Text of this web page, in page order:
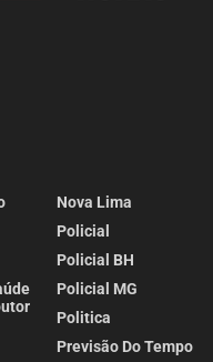
Nova Lima
Policial
Policial BH
Policial MG
Politica
Previsão Do Tempo